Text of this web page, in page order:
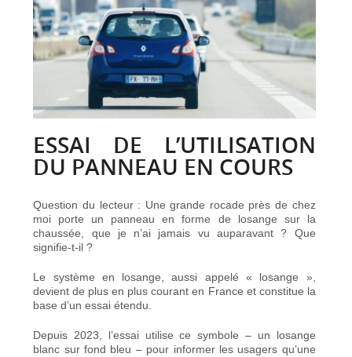
ESSAI DE L’UTILISATION
DU PANNEAU EN COURS
Question du lecteur : Une grande rocade près de chez
moi porte un panneau en forme de losange sur la
chaussée, que je n’ai jamais vu auparavant ? Que
signifie-t-il ?
Le système en losange, aussi appelé « losange »,
devient de plus en plus courant en France et constitue la
base d’un essai étendu.
Depuis 2023, l’essai utilise ce symbole – un losange
blanc sur fond bleu – pour informer les usagers qu’une